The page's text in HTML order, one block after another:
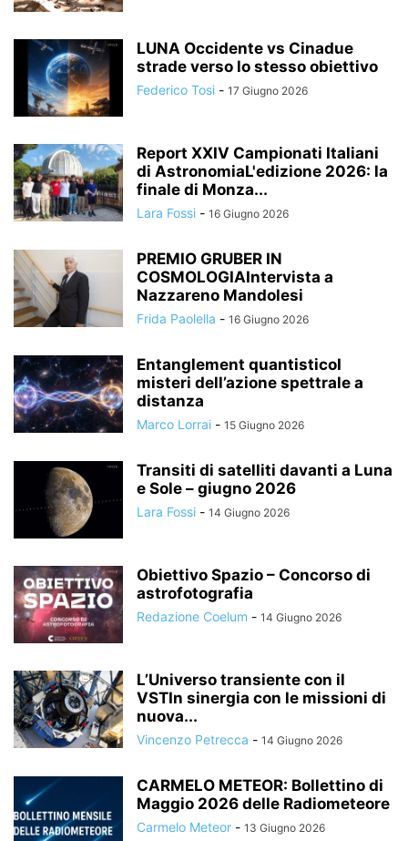
LUNA Occidente vs Cinadue
strade verso lo stesso obiettivo
Federico Tosi - 17 Giugno 2026
Report XXIV Campionati Italiani
di AstronomiaL'edizione 2026: la
finale di Monza...
Lara Fossi - 16 Giugno 2026
PREMIO GRUBER IN
COSMOLOGIAIntervista a
Nazzareno Mandolesi
Frida Paolella - 16 Giugno 2026
Entanglement quantisticoI
misteri dell’azione spettrale a
distanza
Marco Lorrai - 15 Giugno 2026
Transiti di satelliti davanti a Luna
e Sole – giugno 2026
Lara Fossi - 14 Giugno 2026
Obiettivo Spazio – Concorso di
astrofotografia
Redazione Coelum - 14 Giugno 2026
L’Universo transiente con il
VSTIn sinergia con le missioni di
nuova...
Vincenzo Petrecca - 14 Giugno 2026
CARMELO METEOR: Bollettino di
Maggio 2026 delle Radiometeore
Carmelo Meteor - 13 Giugno 2026